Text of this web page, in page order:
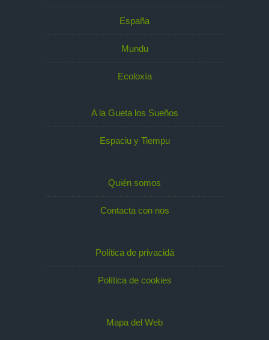
España
Mundu
Ecoloxía
A la Gueta los Sueños
Espaciu y Tiempu
Quién somos
Contacta con nos
Política de privacidá
Política de cookies
Mapa del Web